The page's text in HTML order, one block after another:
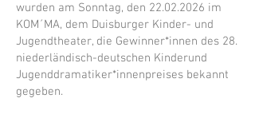
wurden am Sonntag, den 22.02.2026 im
KOM´MA, dem Duisburger Kinder- und
Jugendtheater, die Gewinner*innen des 28.
niederländisch-deutschen Kinderund
Jugenddramatiker*innenpreises bekannt
gegeben.